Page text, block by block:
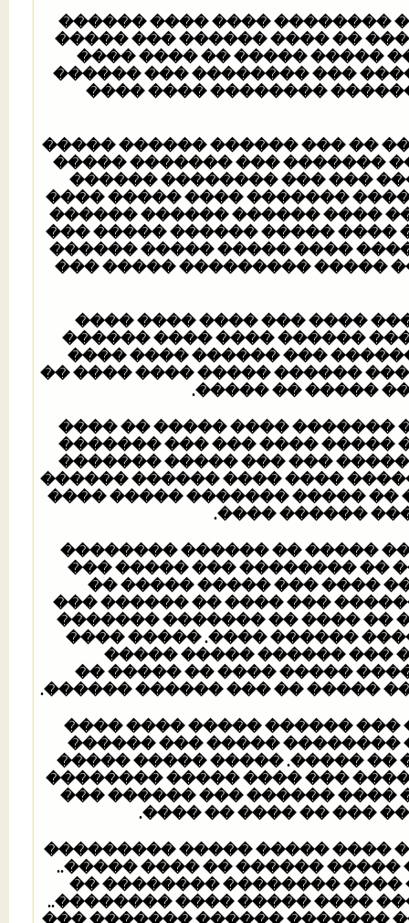
�� ������ ��� ���� ����
������ ���� ����� ���� ���
��� ���� ���� ���� ������
������� �������� ����� ��
������� ����� ����� ���
��� ���� ����� �� �� �������
����� ������� �� �������
�������� ���� ��� ������
����� ��� ����� ����
��� ��� ����� �����. ��
����� �������� ���� ����
������ ������� ��������
�������� ����� �������
���� ������ �����
������ ���� ���� �����
���� ����� ��� ����
���� ����� ����� ����� ����.
���� �������
���� ���� ��� ������ �����
��� 120 - 150 ���� ������ ���
���� ������ ������. ���
������� �� ����� ���� �� ���
����� �������� �������
����� ����
����� �� ������� ���� ����
������� ������� �������
����� ��� ���� ������
�������� ��� �����
����� ���� ��� ���� �� ��� ������ �����ա ��� �� ���� �� �������
����� ���� ������ �����
����� ��� ������� ���
��������� ���� ����
����� ��� ������ ��� ����
��� ���� ������� ���� ����
���� ���� ����� �������
������� ������ ������
������� �� ������ ������ ��
�� ���� ����� ����
����� �� �����
������ ���� ���� ���� ���� ������ 11 ����� ��� ����
���� �� ������� �����
������ ������ �� �������
������ ��� ������ �����
���� ��� ����ǒ� ���� �� �������